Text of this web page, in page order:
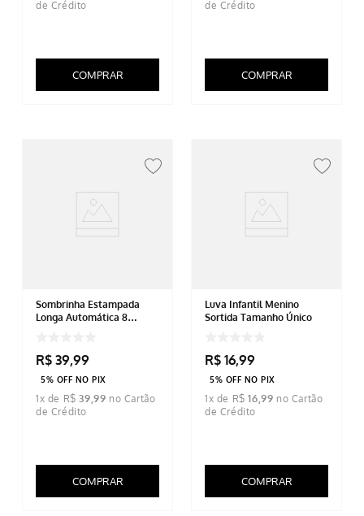
COMPRAR COMPRAR
Sombrinha Estampada
Longa Automática 8
R$ 39,99
5% OFF NO PIX
1x de R$ 39,99
COMPRAR
Luva Infantil Menino
Sortida Tamanho Único
R$ 16,99
5% OFF NO PIX
1x de R$ 16,99
COMPRAR